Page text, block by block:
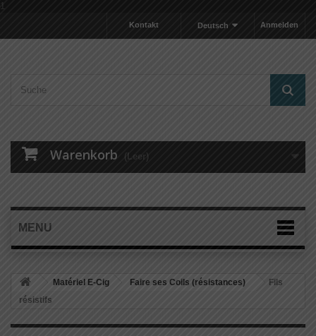
1
Anmelden
Deutsch
Kontakt
Warenkorb (Leer)
MENU
Matériel E-Cig Faire ses Coils (résistances)
Fils
résistifs